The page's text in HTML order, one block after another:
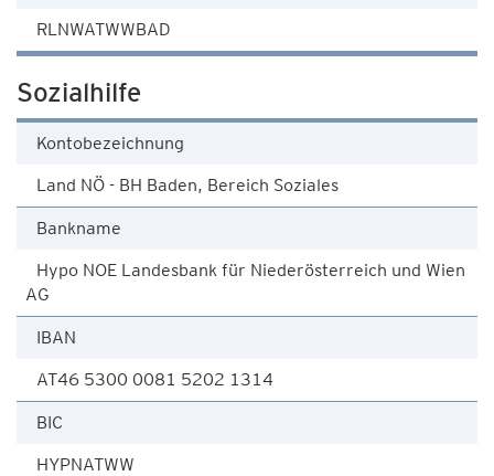
RLNWATWWBAD
Sozialhilfe
Kontobezeichnung
Land NÖ - BH Baden, Bereich Soziales
Bankname
Hypo NOE Landesbank für Niederösterreich und Wien
AG
IBAN
AT46 5300 0081 5202 1314
BIC
HYPNATWW